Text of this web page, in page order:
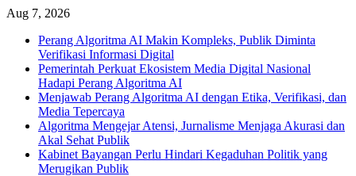
Skip
content
Aug 7, 2026
Perang Algoritma AI Makin Kompleks, Publik Diminta
Verifikasi Informasi Digital
Pemerintah Perkuat Ekosistem Media Digital Nasional
Hadapi Perang Algoritma AI
Menjawab Perang Algoritma AI dengan Etika, Verifikasi, dan
Media Tepercaya
Algoritma Mengejar Atensi, Jurnalisme Menjaga Akurasi dan
Akal Sehat Publik
Kabinet Bayangan Perlu Hindari Kegaduhan Politik yang
Merugikan Publik